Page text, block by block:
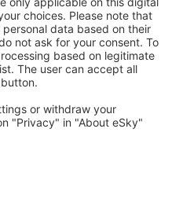
pentru utilizatorii
hoteluri, cabane,
de către utilizatorii eSky